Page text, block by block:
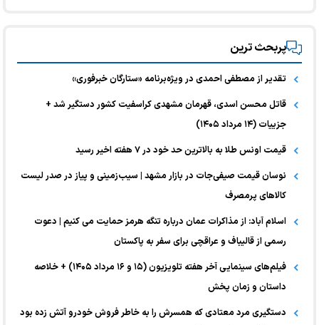
پربحث ترین
تقدیر از مصطفی احمدی در ویژه‌برنامه «ستارگان خبرفوری»
قاتل محسن اسدی، قهرمان مشهدی کراسفیت کشور دستگیر شد +
جزییات (۱۴ مرداد ۱۴۰۵)
قیمت اونس طلا به بالاترین حد خود در ۷ هفته اخیر رسید
نوسان قیمت صیفی‌جات در بازار مشهد | سیب‌زمینی و پیاز در صدر لیست
کالا‌های پرمصرف
اسلام آباد: از مذاکرات عمان درباره تنگه هرمز حمایت می کنیم | دعوت
رسمی از قالیباف و عراقچی برای سفر به پاکستان
فیلم‌های سینمایی آخر هفته تلویزیون (۱۵ و ۱۶ مرداد ۱۴۰۵) + خلاصه
داستان و زمان پخش
دستگیری مرد معتادی که همسرش را به خاطر فروش خودرو آتش زده بود